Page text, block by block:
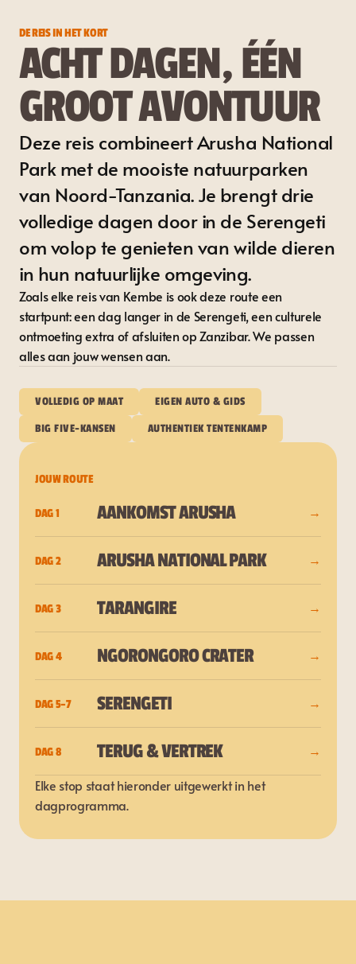
DE REIS IN HET KORT
ACHT DAGEN, ÉÉN
GROOT AVONTUUR
Deze reis combineert Arusha National
Park met de mooiste natuurparken
van Noord-Tanzania. Je brengt drie
volledige dagen door in de Serengeti
om volop te genieten van wilde dieren
in hun natuurlijke omgeving.
Zoals elke reis van Kembe is ook deze route een
startpunt: een dag langer in de Serengeti, een culturele
ontmoeting extra of afsluiten op Zanzibar. We passen
alles aan jouw wensen aan.
VOLLEDIG OP MAAT
EIGEN AUTO & GIDS
BIG FIVE-KANSEN
AUTHENTIEK TENTENKAMP
JOUW ROUTE
DAG 1 AANKOMST ARUSHA →
DAG 2 ARUSHA NATIONAL PARK →
DAG 3 TARANGIRE →
DAG 4 NGORONGORO CRATER →
DAG 5–7 SERENGETI →
DAG 8 TERUG & VERTREK →
Elke stop staat hieronder uitgewerkt in het
dagprogramma.